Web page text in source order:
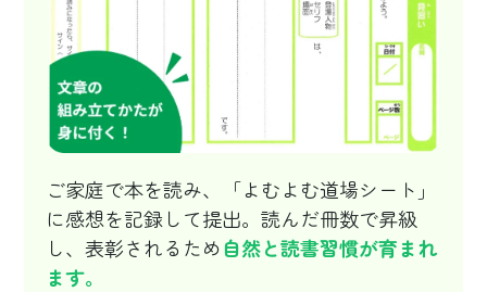
ご家庭で本を読み、「よむよむ道場シート」
に感想を記録して提出。読んだ冊数で昇級
し、表彰されるため自然と読書習慣が育まれ
ます。